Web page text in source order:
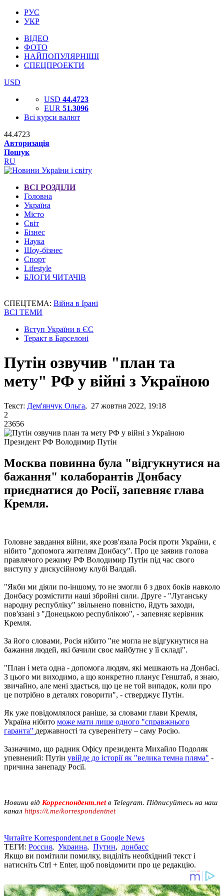
РУС
УКР
ВІДЕО
ФОТО
НАЙПОПУЛЯРНІШІ
СПЕЦПРОЕКТИ
USD
USD 44.4723
EUR 51.3096
Всі курси валют
44.4723
Авторизація
Пошук
RU
ВСІ РОЗДІЛИ
Головна
Україна
Місто
Світ
Бізнес
Наука
Шоу-бізнес
Спорт
Lifestyle
БЛОГИ ЧИТАЧІВ
СПЕЦТЕМА: Війна в Ірані
ВСІ ТЕМИ
Вступ України в ЄС
Теракт в Барселоні
Путін озвучив "план та
мету" РФ у війні з Україною
Текст: Дем'янчук Ольга, 27 жовтня 2022, 19:18
2
23656
Президент РФ Володимир Путін
Москва повинна була "відгукнутися на
бажання" колаборантів Донбасу
приєднатися до Росії, запевняє глава
Кремля.
Головне завдання війни, яке розв'язала Росія проти України, є
нібито "допомога жителям Донбасу". Про це заявив голова
правлячого режиму РФ Володимир Путін під час свого
виступу у дискусійному клубі Валдай.
"Якби ми діяли по-іншому, то не змогли б з двох боків навколо
Донбасу розмістити наші збройні сили. Друге - "Луганську
народну республіку" звільнено повністю, йдуть заходи,
пов'язані з "Донецькою республікою", - запевняє керівник
Кремля.
За його словами, Росія нібито "не могла не відгукнутися на
бажання людей, які бачили своє майбутнє у її складі".
"План і мета одна - допомога людям, які мешкають на Донбасі.
З цього ми виходимо, а що конкретно планує Генштаб, я знаю,
звичайно, але мені здається, що це не той випадок, коли про
це потрібно в деталях говорити", - стверджує Путін.
Як уже повідомлялося раніше, за словами глави Кремля,
Україна нібито може мати лише одного "справжнього
гаранта" державності та суверенітету – саму Росію.
Зазначимо, що радник Офісу президента Михайло Подоляк
упевнений: Путін увійде до історії як "велика темна пляма" -
причина занепаду Росії.
Новини від Корреспондент.netв Telegram. Підписуйтесь на наш
канал https://t.me/korrespondentnet
Читайте Korrespondent.net в Google News
ТЕГИ: Россия, Украина, Путин, донбасс
Якщо ви помітили помилку, виділіть необхідний текст і
натисніть Ctrl + Enter, щоб повідомити про це редакцію.